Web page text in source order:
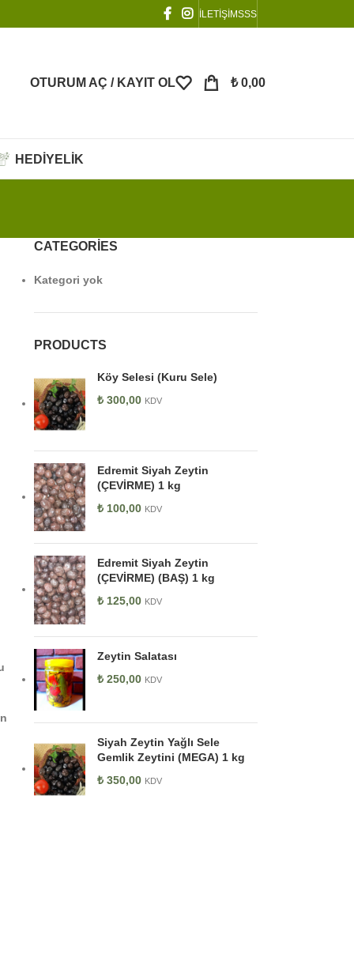
İLETİŞİMSSS
OTURUM AÇ / KAYIT OL ₺0,00
HEDİYELİK
CATEGORIES
Kategori yok
PRODUCTS
Köy Selesi (Kuru Sele)
₺300,00 KDV
Edremit Siyah Zeytin
(ÇEVİRME) 1 kg
₺100,00 KDV
Edremit Siyah Zeytin
(ÇEVİRME) (BAŞ) 1 kg
₺125,00 KDV
Zeytin Salatası
₺250,00 KDV
Siyah Zeytin Yağlı Sele
Gemlik Zeytini (MEGA) 1 kg
₺350,00 KDV